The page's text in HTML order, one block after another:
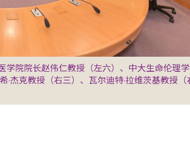
院院长赵伟仁教授（左六）、中大生命伦理
杰克教授（右三）、瓦尔迪特·拉维茨基教授（